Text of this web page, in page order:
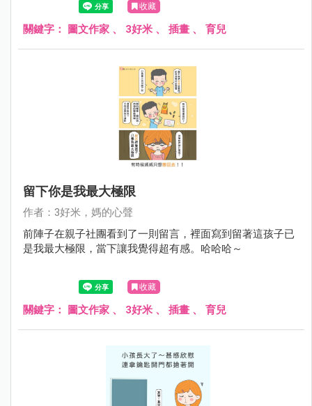
收藏
關鍵字： 圖文作家 、 3好米 、 插畫 、 育兒
留下你是我最大極限
作者：3好米，媽的心聲
前陣子在親子社團看到了一則留言，裡面寫到留著這孩子已
是我最大極限，當下讓我覺得超有感。哈哈哈～
收藏
關鍵字： 圖文作家 、 3好米 、 插畫 、 育兒